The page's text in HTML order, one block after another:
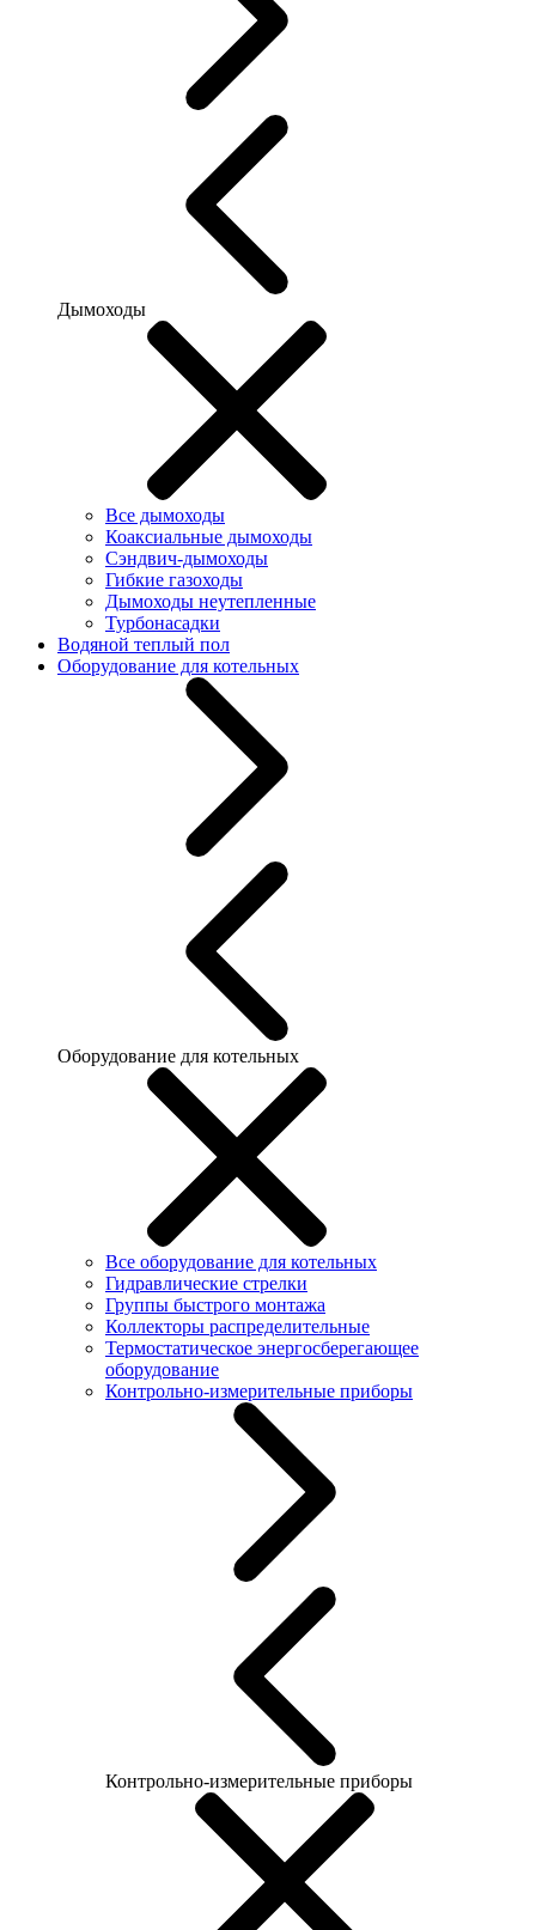
Дымоходы
Все дымоходы
Коаксиальные дымоходы
Сэндвич-дымоходы
Гибкие газоходы
Дымоходы неутепленные
Турбонасадки
Водяной теплый пол
Оборудование для котельных
Оборудование для котельных
Все оборудование для котельных
Гидравлические стрелки
Группы быстрого монтажа
Коллекторы распределительные
Термостатическое энергосберегающее
оборудование
Контрольно-измерительные приборы
Контрольно-измерительные приборы